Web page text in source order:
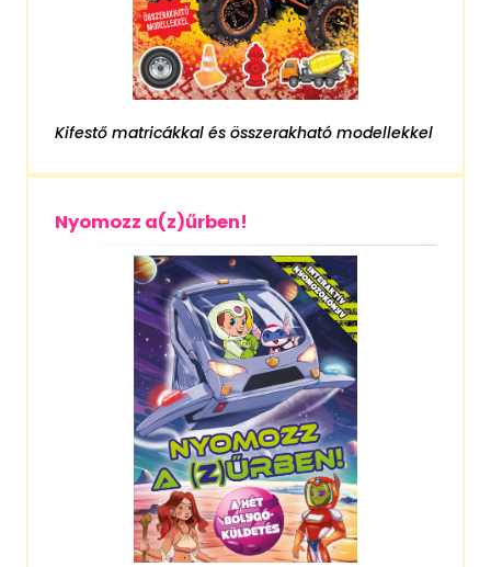
Kifestő matricákkal és összerakható modellekkel
Nyomozz a(z)űrben!